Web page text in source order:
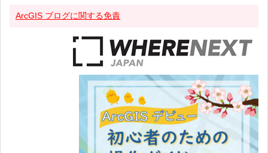
ArcGIS ブログに関する免責